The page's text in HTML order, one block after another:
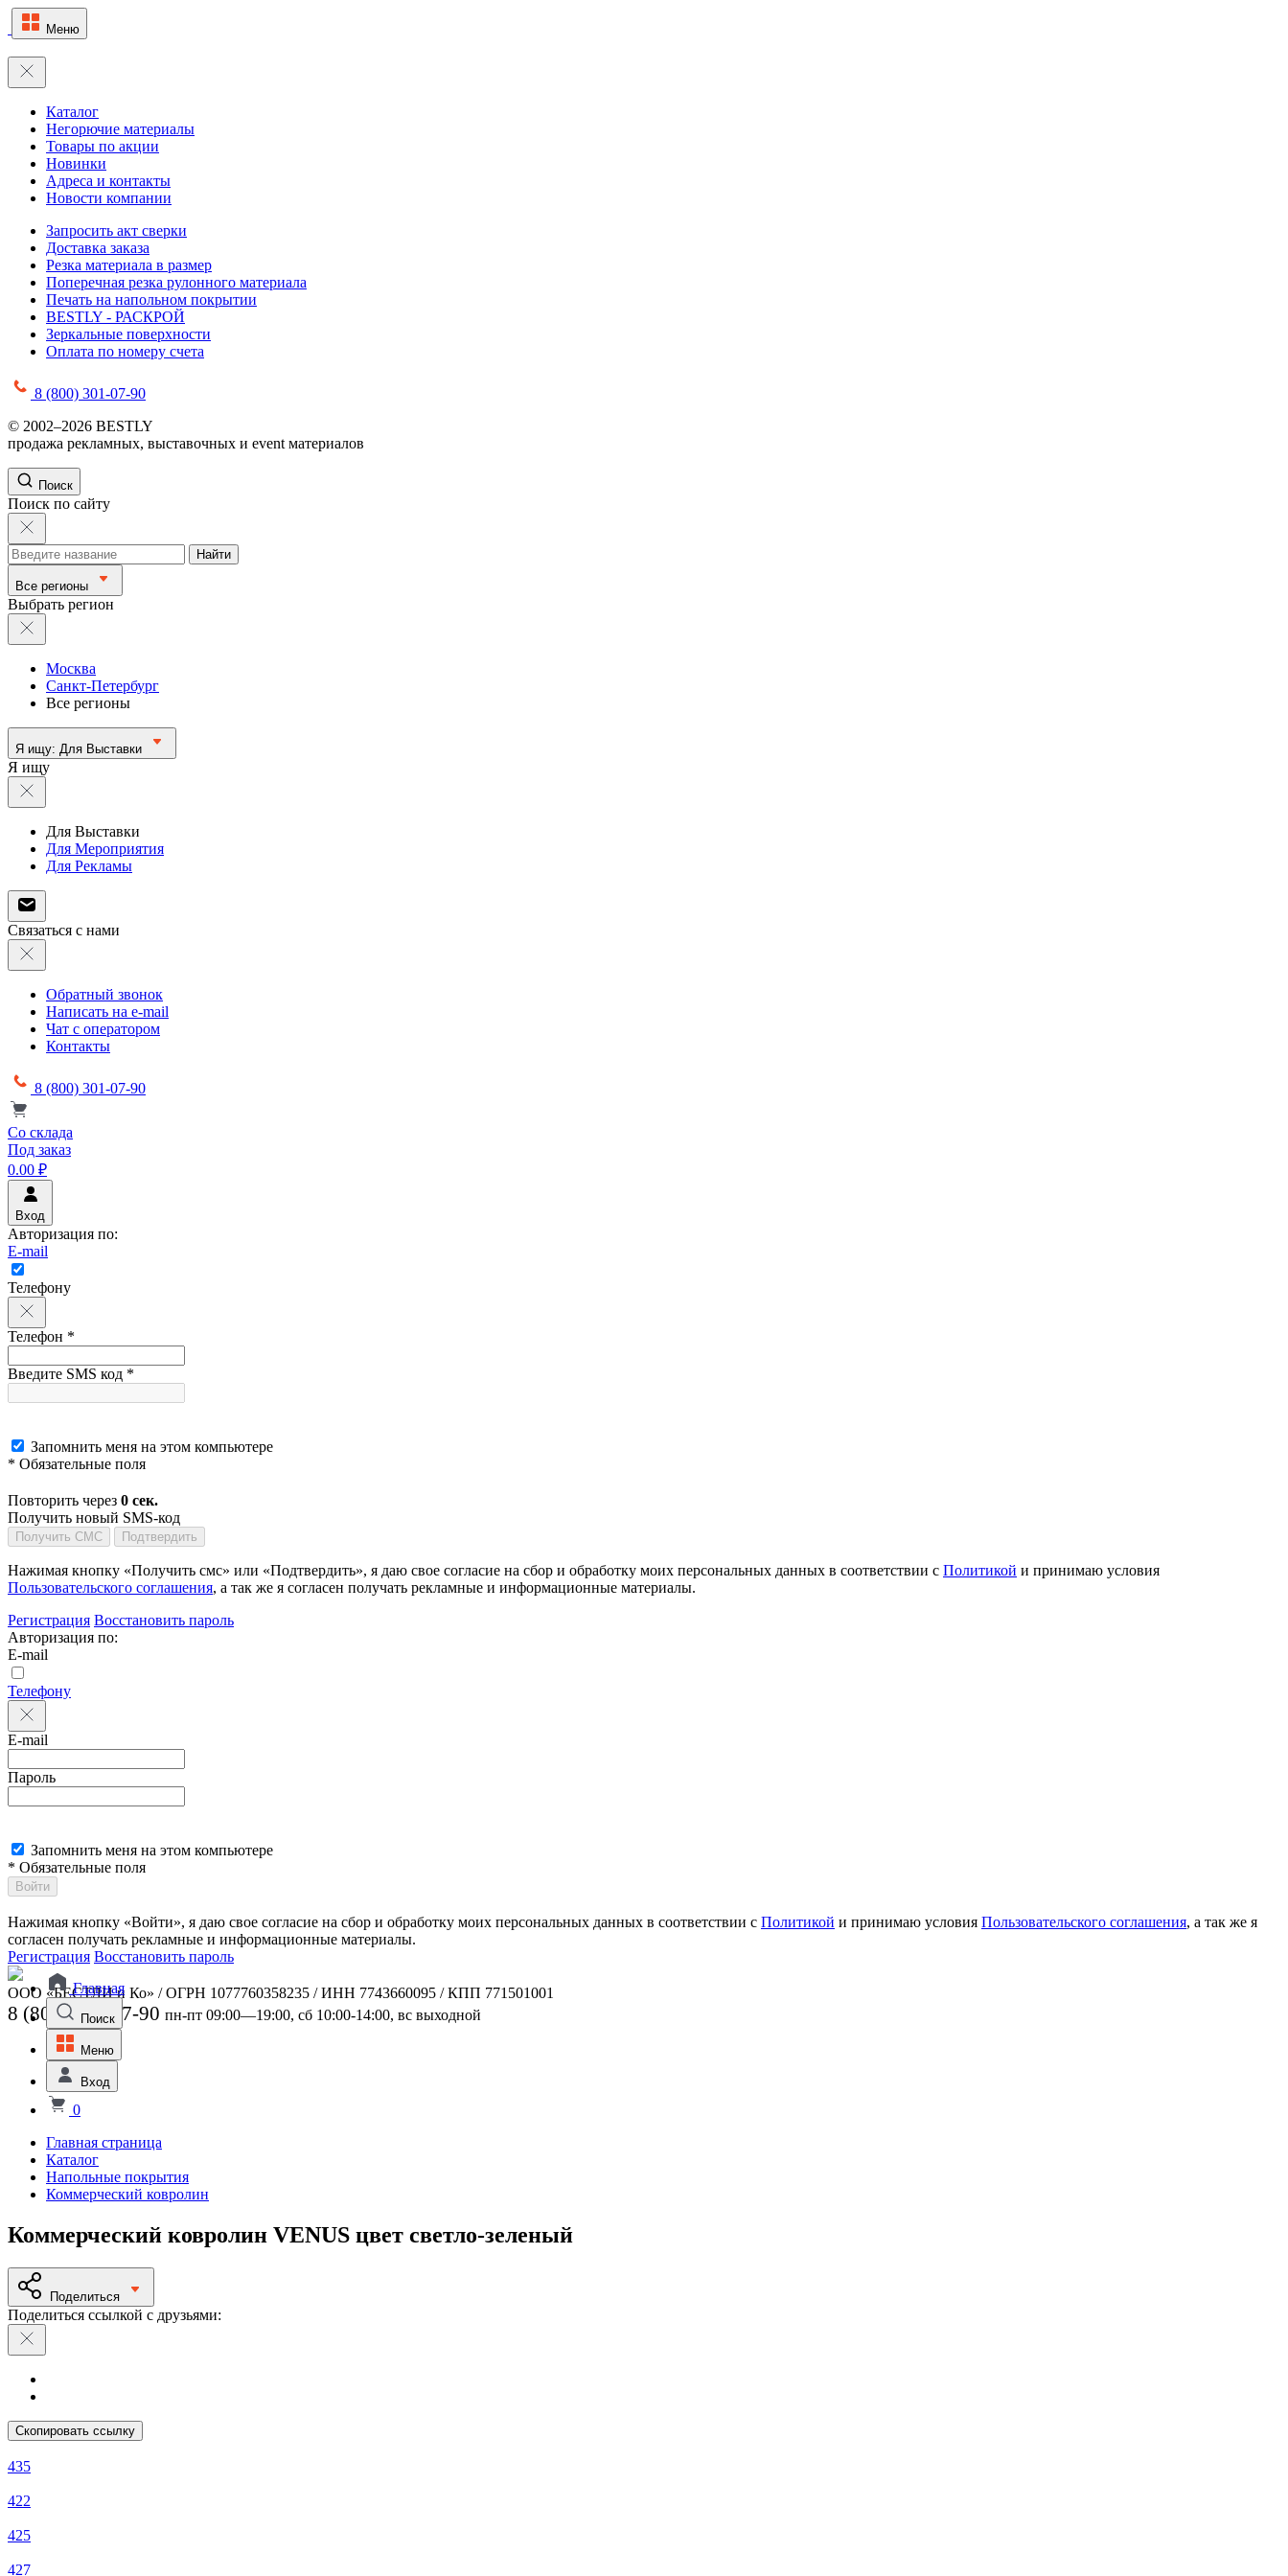
Меню
Каталог
Негорючие материалы
Товары по акции
Новинки
Адреса и контакты
Новости компании
Запросить акт сверки
Доставка заказа
Резка материала в размер
Поперечная резка рулонного материала
Печать на напольном покрытии
BESTLY - РАСКРОЙ
Зеркальные поверхности
Оплата по номеру счета
8 (800) 301-07-90
© 2002–2026 BESTLY
продажа рекламных, выставочных и event материалов
Поиск
Поиск по сайту
Найти
Все регионы
Выбрать регион
Москва
Санкт-Петербург
Все регионы
Я ищу: Для Выставки
Я ищу
Для Выставки
Для Мероприятия
Для Рекламы
Связаться с нами
Обратный звонок
Написать на e-mail
Чат с оператором
Контакты
8 (800) 301-07-90
Со склада
Под заказ
0.00 ₽
Вход
Авторизация по:
E-mail
Телефону
Телефон *
Введите SMS код *
Запомнить меня на этом компьютере
* Обязательные поля
Повторить через 0 сек.
Получить новый SMS-код
Получить СМС Подтвердить
Нажимая кнопку «Получить смс» или «Подтвердить», я даю свое согласие на сбор и обработку моих персональных данных в соответствии с Политикой и принимаю условия
Пользовательского соглашения, а так же я согласен получать рекламные и информационные материалы.
Регистрация Восстановить пароль
Авторизация по:
E-mail
Телефону
E-mail
Пароль
Запомнить меня на этом компьютере
* Обязательные поля
Войти
Нажимая кнопку «Войти», я даю свое согласие на сбор и обработку моих персональных данных в соответствии с Политикой и принимаю условия Пользовательского соглашения, а так же я
согласен получать рекламные и информационные материалы.
Регистрация Восстановить пароль
ООО «БЕСТЛИ и Ко» / ОГРН 1077760358235 / ИНН 7743660095 / КПП 771501001
8 (800) 301-07-90 пн-пт 09:00—19:00, сб 10:00-14:00, вс выходной
Главная
Поиск
Меню
Вход
0
Главная страница
Каталог
Напольные покрытия
Коммерческий ковролин
Коммерческий ковролин VENUS цвет светло-зеленый
Поделиться
Поделиться ссылкой с друзьями:
Скопировать ссылку
435
422
425
427